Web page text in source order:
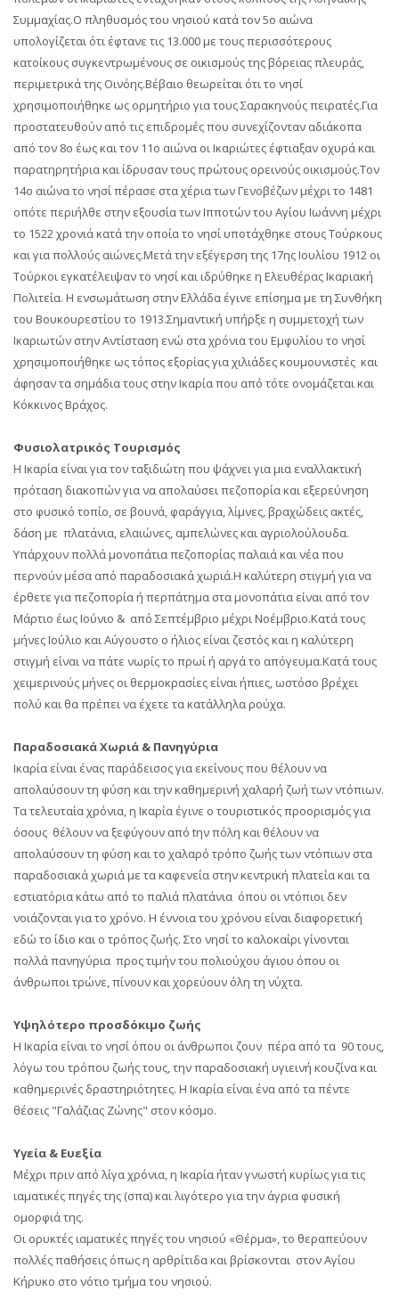
Συμμαχίας.Ο πληθυσμός του νησιού κατά τον 5ο αιώνα
υπολογίζεται ότι έφτανε τις 13.000 με τους περισσότερους
κατοίκους συγκεντρωμένους σε οικισμούς της βόρειας πλευράς,
περιμετρικά της Οινόης.Βέβαιο θεωρείται ότι το νησί
χρησιμοποιήθηκε ως ορμητήριο για τους Σαρακηνούς πειρατές.Για
προστατευθούν από τις επιδρομές που συνεχίζονταν αδιάκοπα
από τον 8ο έως και τον 11ο αιώνα οι Ικαριώτες έφτιαξαν οχυρά και
παρατηρητήρια και ίδρυσαν τους πρώτους ορεινούς οικισμούς.Τον
14ο αιώνα το νησί πέρασε στα χέρια των Γενοβέζων μέχρι το 1481
οπότε περιήλθε στην εξουσία των Ιπποτών του Αγίου Ιωάννη μέχρι
το 1522 χρονιά κατά την οποία το νησί υποτάχθηκε στους Τούρκους
και για πολλούς αιώνες.Μετά την εξέγερση της 17ης Ιουλίου 1912 οι
Τούρκοι εγκατέλειψαν το νησί και ιδρύθηκε η Ελευθέρας Ικαριακή
Πολιτεία. Η ενσωμάτωση στην Ελλάδα έγινε επίσημα με τη Συνθήκη
του Βουκουρεστίου το 1913.Σημαντική υπήρξε η συμμετοχή των
Ικαριωτών στην Αντίσταση ενώ στα χρόνια του Εμφυλίου το νησί
χρησιμοποιήθηκε ως τόπος εξορίας για χιλιάδες κουμουνιστές και
άφησαν τα σημάδια τους στην Ικαρία που από τότε ονομάζεται και
Κόκκινος Βράχος.
Φυσιολατρικός Τουρισμός
Η Ικαρία είναι για τον ταξιδιώτη που ψάχνει για μια εναλλακτική
πρόταση διακοπών για να απολαύσει πεζοπορία και εξερεύνηση
στο φυσικό τοπίο, σε βουνά, φαράγγια, λίμνες, βραχώδεις ακτές,
δάση με πλατάνια, ελαιώνες, αμπελώνες και αγριολούλουδα.
Υπάρχουν πολλά μονοπάτια πεζοπορίας παλαιά και νέα που
περνούν μέσα από παραδοσιακά χωριά.Η καλύτερη στιγμή για να
έρθετε για πεζοπορία ή περπάτημα στα μονοπάτια είναι από τον
Μάρτιο έως Ιούνιο & από Σεπτέμβριο μέχρι Νοέμβριο.Κατά τους
μήνες Ιούλιο και Αύγουστο ο ήλιος είναι ζεστός και η καλύτερη
στιγμή είναι να πάτε νωρίς το πρωί ή αργά το απόγευμα.Κατά τους
χειμερινούς μήνες οι θερμοκρασίες είναι ήπιες, ωστόσο βρέχει
πολύ και θα πρέπει να έχετε τα κατάλληλα ρούχα.
Παραδοσιακά Χωριά & Πανηγύρια
Ικαρία είναι ένας παράδεισος για εκείνους που θέλουν να
απολαύσουν τη φύση και την καθημερινή χαλαρή ζωή των ντόπιων.
Τα τελευταία χρόνια, η Ικαρία έγινε ο τουριστικός προορισμός για
όσους θέλουν να ξεφύγουν από tην πόλη και θέλουν να
απολαύσουν τη φύση και το χαλαρό τρόπο ζωής των ντόπιων στα
παραδοσιακά χωριά με τα καφενεία στην κεντρική πλατεία και τα
εστιατόρια κάτω από το παλιά πλατάνια όπου οι ντόπιοι δεν
νοιάζονται για το χρόνο. Η έννοια του χρόνου είναι διαφορετική
εδώ το ίδιο και ο τρόπος ζωής. Στο νησί το καλοκαίρι γίνονται
πολλά πανηγύρια προς τιμήν του πολιούχου άγιου όπου οι
άνθρωποι τρώνε, πίνουν και χορεύουν όλη τη νύχτα.
Υψηλότερo προσδόκιμο ζωής
Η Ικαρία είναι το νησί όπου οι άνθρωποι ζουν πέρα από τα 90 τους,
λόγω του τρόπου ζωής τους, την παραδοσιακή υγιεινή κουζίνα και
καθημερινές δραστηριότητες. Η Ικαρία είναι ένα από τα πέντε
θέσεις "Γαλάζιας Ζώνης" στον κόσμο.
Υγεία & Ευεξία
Μέχρι πριν από λίγα χρόνια, η Ικαρία ήταν γνωστή κυρίως για τις
ιαματικές πηγές της (σπα) και λιγότερο για την άγρια φυσική
ομορφιά της.
Οι ορυκτές ιαματικές πηγές του νησιού «Θέρμα», το θεραπεύουν
πολλές παθήσεις όπως η αρθρίτιδα και βρίσκονται στον Αγίου
Κήρυκο στο νότιο τμήμα του νησιού.